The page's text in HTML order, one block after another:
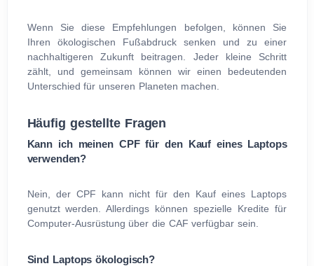
Wenn Sie diese Empfehlungen befolgen, können Sie
Ihren ökologischen Fußabdruck senken und zu einer
nachhaltigeren Zukunft beitragen. Jeder kleine Schritt
zählt, und gemeinsam können wir einen bedeutenden
Unterschied für unseren Planeten machen.
Häufig gestellte Fragen
Kann ich meinen CPF für den Kauf eines Laptops
verwenden?
Nein, der CPF kann nicht für den Kauf eines Laptops
genutzt werden. Allerdings können spezielle Kredite für
Computer-Ausrüstung über die CAF verfügbar sein.
Sind Laptops ökologisch?